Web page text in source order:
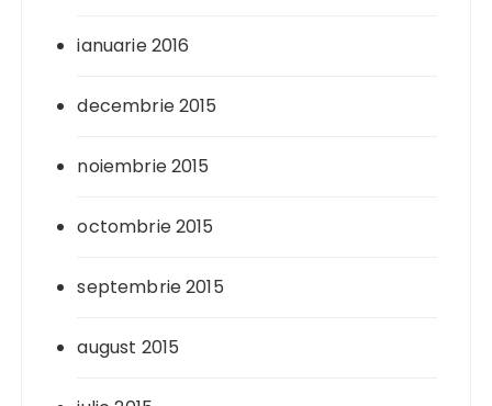
ianuarie 2016
decembrie 2015
noiembrie 2015
octombrie 2015
septembrie 2015
august 2015